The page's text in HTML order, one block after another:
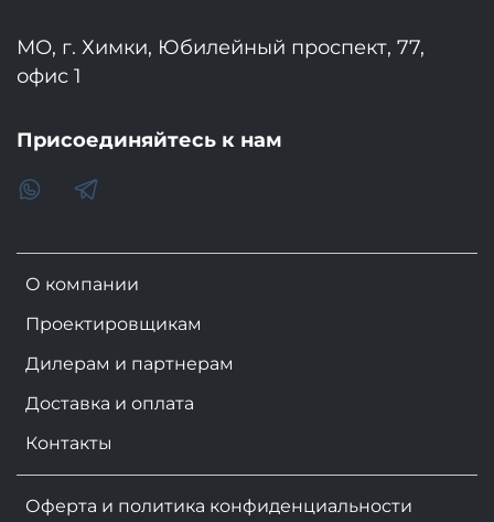
О компании
Проектировщикам
Дилерам и партнерам
Доставка и оплата
Контакты
Оферта и политика конфиденциальности
МО, г. Химки, Юбилейный проспект, 77,
офис 1
Присоединяйтесь к нам